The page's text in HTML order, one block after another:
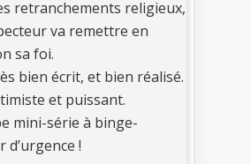
retranchements religieux,
va remettre en
sa foi.
bien écrit, et bien réalisé.
et puissant.
mini-série à binge-
d’urgence !